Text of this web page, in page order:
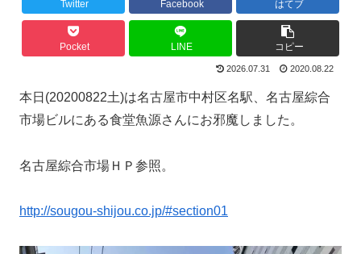
Twitter Facebook はてブ
Pocket LINE コピー
2026.07.31 2020.08.22
本日(20200822土)は名古屋市中村区名駅、名古屋綜合
市場ビルにある食堂魚源さんにお邪魔しました。
名古屋綜合市場ＨＰ参照。
http://sougou-shijou.co.jp/#section01